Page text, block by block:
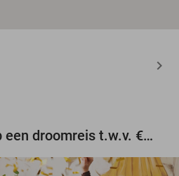
Maak gratis kans op een droomreis t.w.v. €3.000!